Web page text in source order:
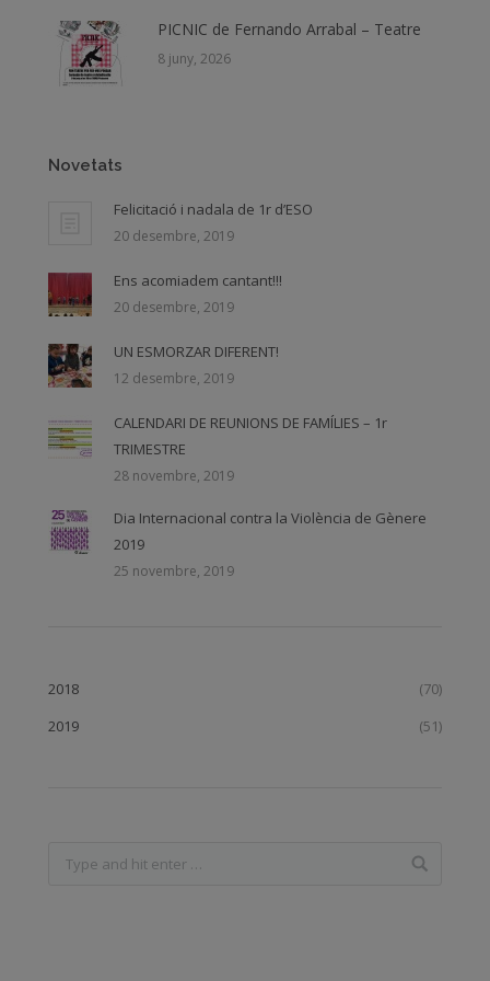
PICNIC de Fernando Arrabal – Teatre
8 juny, 2026
Novetats
Felicitació i nadala de 1r d’ESO
20 desembre, 2019
Ens acomiadem cantant!!!
20 desembre, 2019
UN ESMORZAR DIFERENT!
12 desembre, 2019
CALENDARI DE REUNIONS DE FAMÍLIES – 1r
TRIMESTRE
28 novembre, 2019
Dia Internacional contra la Violència de Gènere
2019
25 novembre, 2019
2018
(70)
2019
(51)